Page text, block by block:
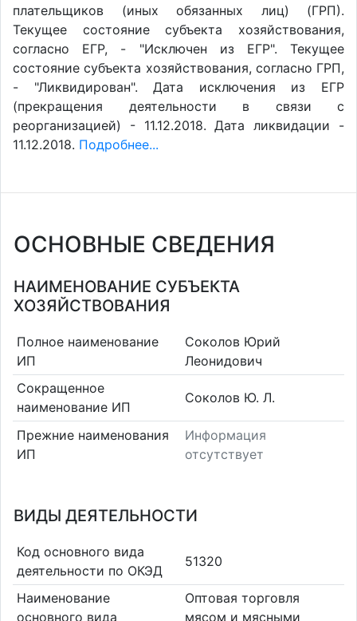
плательщиков (иных обязанных лиц) (ГРП).
Текущее состояние субъекта хозяйствования,
согласно ЕГР, - "Исключен из ЕГР". Текущее
состояние субъекта хозяйствования, согласно ГРП,
- "Ликвидирован". Дата исключения из ЕГР
(прекращения деятельности в связи с
реорганизацией) - 11.12.2018. Дата ликвидации -
11.12.2018. Подробнее...
ОСНОВНЫЕ СВЕДЕНИЯ
НАИМЕНОВАНИЕ СУБЪЕКТА
ХОЗЯЙСТВОВАНИЯ
Полное наименование
ИП
Соколов Юрий
Леонидович
Сокращенное
наименование ИП
Соколов Ю. Л.
Прежние наименования
ИП
Информация
отсутствует
ВИДЫ ДЕЯТЕЛЬНОСТИ
Код основного вида
деятельности по ОКЭД
51320
Наименование
основного вида
Оптовая торговля
мясом и мясными